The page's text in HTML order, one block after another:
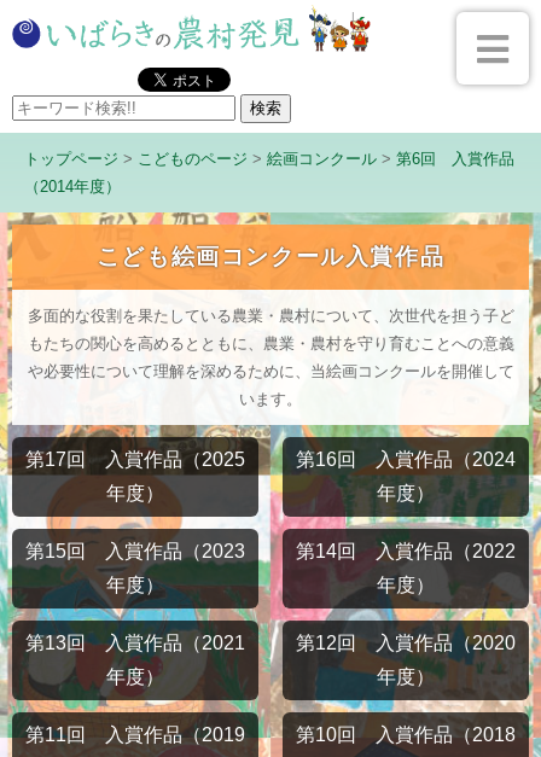
トップページ > こどものページ > 絵画コンクール > 第6回 入賞作品
（2014年度）
こども絵画コンクール入賞作品
多面的な役割を果たしている農業・農村について、次世代を担う子ど
もたちの関心を高めるとともに、農業・農村を守り育むことへの意義
や必要性について理解を深めるために、当絵画コンクールを開催して
います。
第17回 入賞作品（2025
年度）
第16回 入賞作品（2024
年度）
第15回 入賞作品（2023
年度）
第14回 入賞作品（2022
年度）
第13回 入賞作品（2021
年度）
第12回 入賞作品（2020
年度）
第11回 入賞作品（2019
第10回 入賞作品（2018